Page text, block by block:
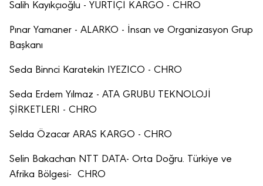
Salih Kayıkçıoğlu - YURTİÇİ KARGO - CHRO
Pınar Yamaner - ALARKO - İnsan ve Organizasyon Grup
Başkanı
Seda Binnci Karatekin IYEZICO - CHRO
Seda Erdem Yılmaz - ATA GRUBU TEKNOLOJİ
ŞİRKETLERI - CHRO
Selda Özacar ARAS KARGO - CHRO
Selin Bakachan NTT DATA- Orta Doğru. Türkiye ve
Afrika Bölgesi- CHRO